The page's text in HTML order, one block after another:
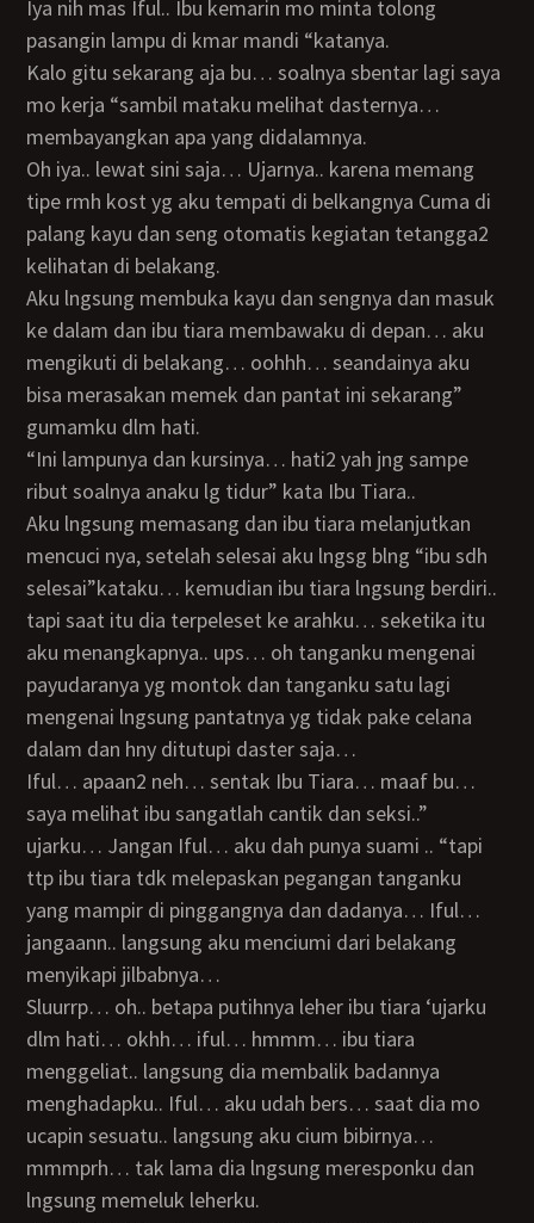
Iya nih mas Iful.. Ibu kemarin mo minta tolong
pasangin lampu di kmar mandi “katanya.
Kalo gitu sekarang aja bu… soalnya sbentar lagi saya
mo kerja “sambil mataku melihat dasternya…
membayangkan apa yang didalamnya.
Oh iya.. lewat sini saja… Ujarnya.. karena memang
tipe rmh kost yg aku tempati di belkangnya Cuma di
palang kayu dan seng otomatis kegiatan tetangga2
kelihatan di belakang.
Aku lngsung membuka kayu dan sengnya dan masuk
ke dalam dan ibu tiara membawaku di depan… aku
mengikuti di belakang… oohhh… seandainya aku
bisa merasakan memek dan pantat ini sekarang”
gumamku dlm hati.
“ini lampunya dan kursinya… hati2 yah jng sampe
ribut soalnya anaku lg tidur” kata Ibu Tiara..
Aku lngsung memasang dan ibu tiara melanjutkan
mencuci nya, setelah selesai aku lngsg blng “ibu sdh
selesai”kataku… kemudian ibu tiara lngsung berdiri..
tapi saat itu dia terpeleset ke arahku… seketika itu
aku menangkapnya.. ups… oh tanganku mengenai
payudaranya yg montok dan tanganku satu lagi
mengenai lngsung pantatnya yg tidak pake celana
dalam dan hny ditutupi daster saja…
Iful… apaan2 neh… sentak Ibu Tiara… maaf bu…
saya melihat ibu sangatlah cantik dan seksi..”
ujarku… Jangan Iful… aku dah punya suami .. “tapi
ttp ibu tiara tdk melepaskan pegangan tanganku
yang mampir di pinggangnya dan dadanya… Iful…
jangaann.. langsung aku menciumi dari belakang
menyikapi jilbabnya…
sluurrp… oh.. betapa putihnya leher ibu tiara ‘ujarku
dlm hati… okhh… iful… hmmm… ibu tiara
menggeliat.. langsung dia membalik badannya
menghadapku.. Iful… aku udah bers… saat dia mo
ucapin sesuatu.. langsung aku cium bibirnya…
mmmprh… tak lama dia lngsung meresponku dan
lngsung memeluk leherku.